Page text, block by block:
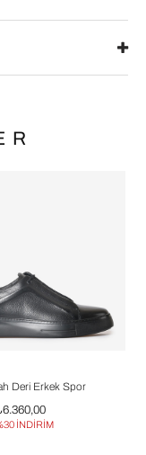
Deri Erkek Spor
İNDİRİM